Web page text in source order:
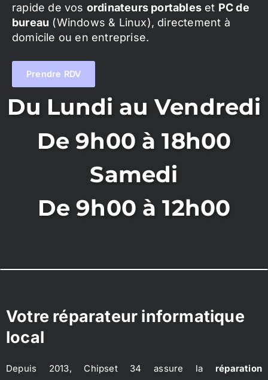
rapide de vos ordinateurs portables et PC de
bureau (Windows & Linux), directement à
domicile ou en entreprise.
Prendre RDV
Du Lundi au Vendredi
De 9h00 à 18h00
Samedi
De 9h00 à 12h00
Votre réparateur informatique
local
Depuis 2013, Chipset 34 assure la réparation